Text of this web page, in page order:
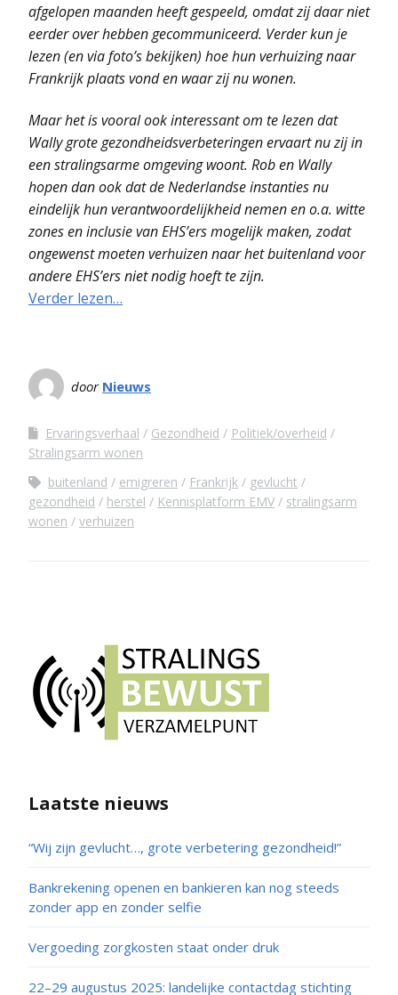
afgelopen maanden heeft gespeeld, omdat zij daar niet
eerder over hebben gecommuniceerd. Verder kun je
lezen (en via foto’s bekijken) hoe hun verhuizing naar
Frankrijk plaats vond en waar zij nu wonen.
Maar het is vooral ook interessant om te lezen dat
Wally grote gezondheids­verbeteringen ervaart nu zij in
een stralingsarme omgeving woont. Rob en Wally
hopendan ook dat de Nederlandse instanties nu
eindelijk hun verantwoordelijkheid nemen en o.a. witte
zones en inclusie van EHS’ers mogelijk maken, zodat
ongewenst moeten verhuizen naar het buitenland voor
andere EHS’ers niet nodig hoeft te zijn.
Verder lezen…
door Nieuws
Ervaringsverhaal Gezondheid
Politiek/overheid
Stralingsarm wonen
buitenland
emigreren Frankrijk
gevlucht
gezondheid
herstel Kennisplatform EMV
stralingsarm
wonen
verhuizen
Laatste nieuws
“Wij zijn gevlucht…, grote verbetering gezondheid!”
Bankrekening openen en bankieren kan nog steeds
zonder app en zonder selfie
Vergoeding zorgkosten staat onder druk
22–29 augustus 2025: landelijke contactdag stichting